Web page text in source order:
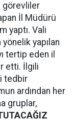
görevliler
İl Müdürü
yaptı. Vali
yapılan
tertip eden il
etti. İlgili
tedbir
ardından her
gruplar,